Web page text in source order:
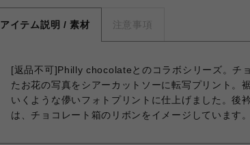
アイテム説明 / 素材 注意事項
[返品不可]Philly chocolateとのコラボシリーズ。チ
たお花の写真をシアーカットソーに転写プリント。
いくような儚いフォトプリントに仕上げました。後
は、チョコレート箱のリボンをイメージしています。